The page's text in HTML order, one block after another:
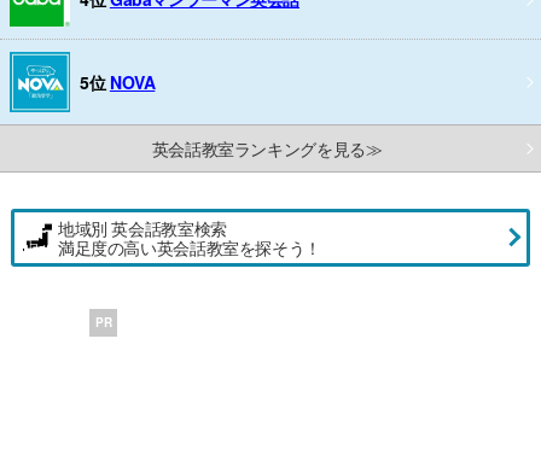
5位 NOVA
英会話教室ランキングを見る≫
地域別 英会話教室検索
満足度の高い英会話教室を探そう！
PR